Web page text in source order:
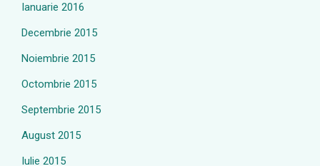
Ianuarie 2016
Decembrie 2015
Noiembrie 2015
Octombrie 2015
Septembrie 2015
August 2015
Iulie 2015